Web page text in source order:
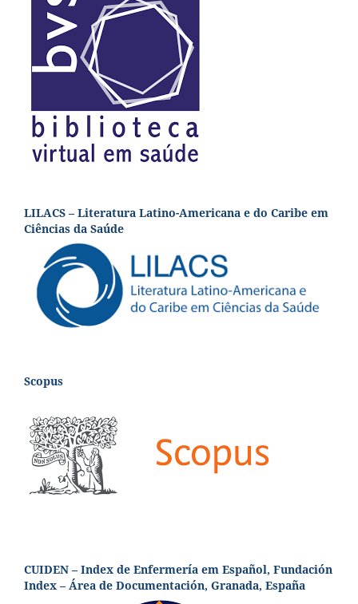
LILACS – Literatura Latino-Americana e do Caribe em
Ciências da Saúde
Scopus
CUIDEN – Index de Enfermería em Español, Fundación
Index – Área de Documentación, Granada, España